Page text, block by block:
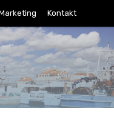
Kontakt